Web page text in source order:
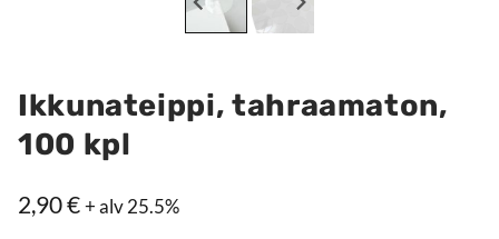
Ikkunateippi, tahraamaton,
100 kpl
2,90€+ alv 25.5%